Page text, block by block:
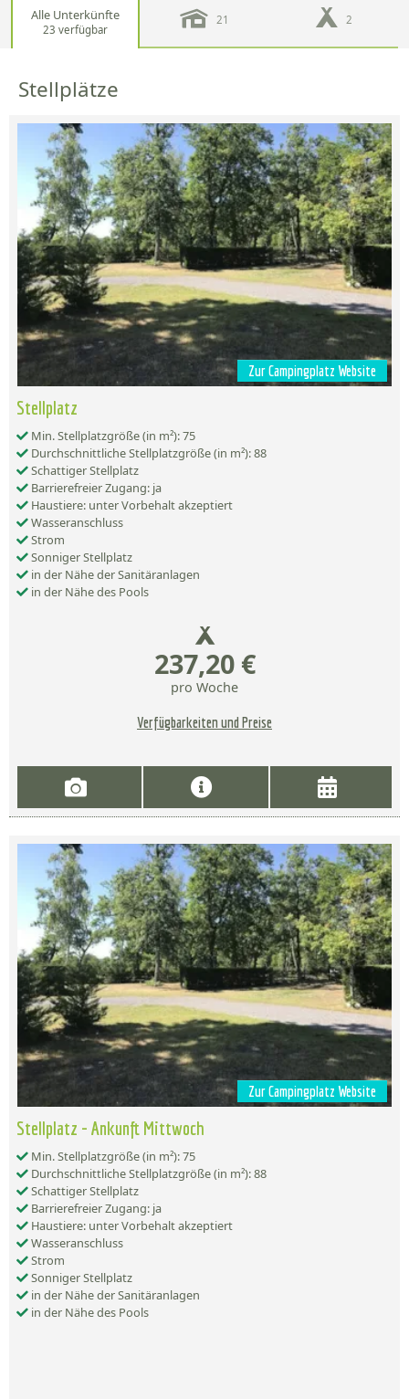
Alle Unterkünfte
23 verfügbar
21 2
Stellplätze
Zur Campingplatz Website
Stellplatz
Min. Stellplatzgröße (in m²): 75
Durchschnittliche Stellplatzgröße (in m²): 88
Schattiger Stellplatz
Barrierefreier Zugang: ja
Haustiere: unter Vorbehalt akzeptiert
Wasseranschluss
Strom
Sonniger Stellplatz
in der Nähe der Sanitäranlagen
in der Nähe des Pools
237,20 €
pro Woche
Verfügbarkeiten und Preise
Zur Campingplatz Website
Stellplatz - Ankunft Mittwoch
Min. Stellplatzgröße (in m²): 75
Durchschnittliche Stellplatzgröße (in m²): 88
Schattiger Stellplatz
Barrierefreier Zugang: ja
Haustiere: unter Vorbehalt akzeptiert
Wasseranschluss
Strom
Sonniger Stellplatz
in der Nähe der Sanitäranlagen
in der Nähe des Pools